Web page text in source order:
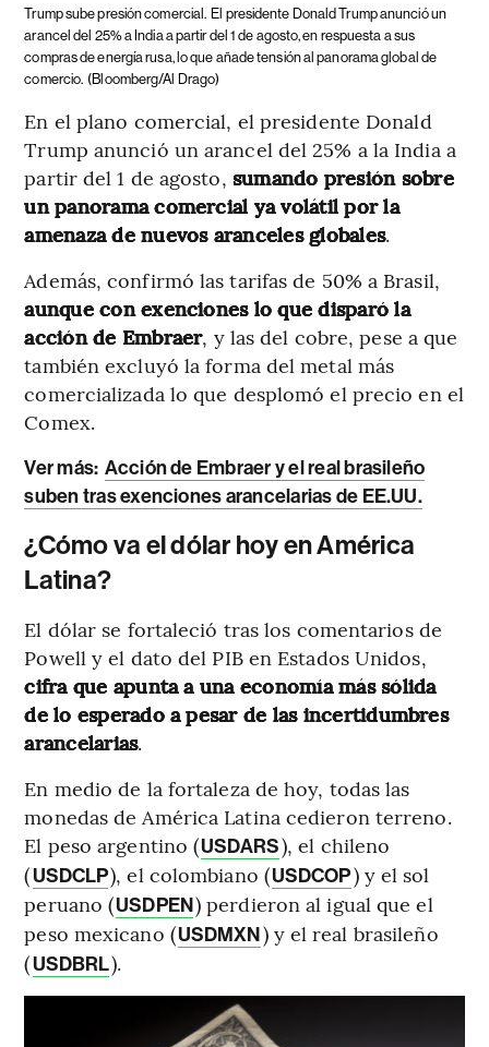
Trump sube presión comercial. El presidente Donald Trump anunció un
arancel del 25% a India a partir del 1 de agosto, en respuesta a sus
compras de energía rusa, lo que añade tensión al panorama global de
comercio. (Bloomberg/Al Drago)
En el plano comercial, el presidente Donald
Trump anunció un arancel del 25% a la India a
partir del 1 de agosto, sumando presión sobre
un panorama comercial ya volátil por la
amenaza de nuevos aranceles globales.
Además, confirmó las tarifas de 50% a Brasil,
aunque con exenciones lo que disparó la
acción de Embraer, y las del cobre, pese a que
también excluyó la forma del metal más
comercializada lo que desplomó el precio en el
Comex.
Ver más: Acción de Embraer y el real brasileño
suben tras exenciones arancelarias de EE.UU.
¿Cómo va el dólar hoy en América
Latina?
El dólar se fortaleció tras los comentarios de
Powell y el dato del PIB en Estados Unidos,
cifra que apunta a una economía más sólida
de lo esperado a pesar de las incertidumbres
arancelarias.
En medio de la fortaleza de hoy, todas las
monedas de América Latina cedieron terreno.
El peso argentino (USDARS), el chileno
(USDCLP), el colombiano (USDCOP) y el sol
peruano (USDPEN) perdieron al igual que el
peso mexicano (USDMXN) y el real brasileño
(USDBRL).